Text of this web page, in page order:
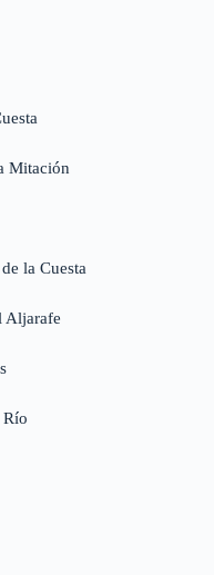
Mitación
la Cuesta
Aljarafe
Río